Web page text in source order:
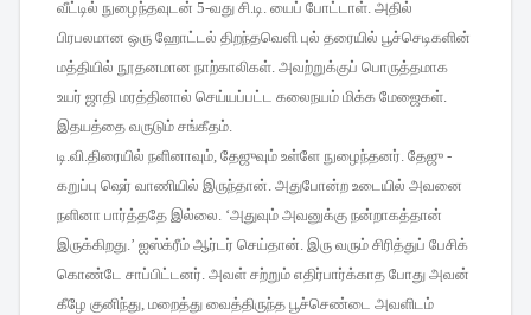
வீட்டில் நுழைந்தவுடன் 5-வது சி.டி. யைப் போட்டாள். அதில்
பிரபலமான ஒரு ஹோட்டல் திறந்தவெளி புல் தரையில் பூச்செடிகளின்
மத்தியில் நூதனமான நாற்காலிகள். அவற்றுக்குப் பொருத்தமாக
உயர் ஜாதி மரத்தினால் செய்யப்பட்ட கலைநயம் மிக்க மேஜைகள்.
இதயத்தை வருடும் சங்கீதம்.
டி.வி.திரையில் நளினாவும், தேஜுவும் உள்ளே நுழைந்தனர். தேஜு -
கறுப்பு ஷெர் வாணியில் இருந்தான். அதுபோன்ற உடையில் அவனை
நளினா பார்த்ததே இல்லை. ‘அதுவும் அவனுக்கு நன்றாகத்தான்
இருக்கிறது.’ ஐஸ்க்ரீம் ஆர்டர் செய்தான். இரு வரும் சிரித்துப் பேசிக்
கொண்டே சாப்பிட்டனர். அவள் சற்றும் எதிர்பார்க்காத போது அவன்
கீழே குனிந்து, மறைத்து வைத்திருந்த பூச்செண்டை அவளிடம்